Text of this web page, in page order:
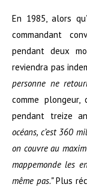
En 1985, alors
commandant
pendant deux
reviendra pas
personne ne
comme plongeur,
pendant treize
océans, c’est 360
on couvre au
mappemonde les
même pas.”Plus